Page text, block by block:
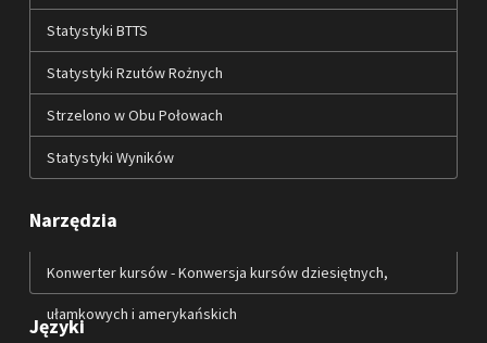
Statystyki BTTS
Statystyki Rzutów Rożnych
Strzelono w Obu Połowach
Statystyki Wyników
Narzędzia
Konwerter kursów - Konwersja kursów dziesiętnych,
ułamkowych i amerykańskich
Języki